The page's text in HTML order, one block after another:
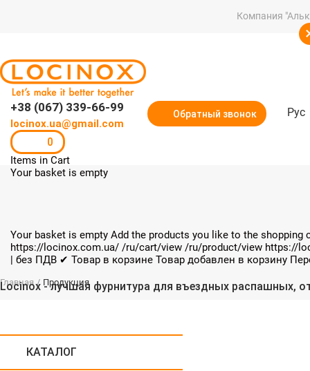
Компания
+38 (067) 339-66-99
locinox.ua@gmail.com
Обратный звонок Рус
0
Items in Cart
Your basket is empty
Your basket is empty Add the products you like to the shopping
https://locinox.com.ua/ /ru/cart/view /ru/product/view https://
| без ПДВ ✔ Товар в корзине Товар добавлен в корзину
Locinox - лучшая фурнитура для въездных распашных,
Главная / Продукция
КАТАЛОГ